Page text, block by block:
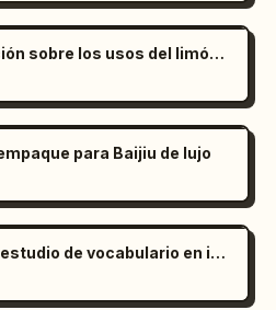
de tiza azul y área
/ Solo con verla te
Portada de presentación sobre los usos del limón con estilo moderno
para Baijiu de lujo
Plantilla de tarjeta de estudio de vocabulario en inglés